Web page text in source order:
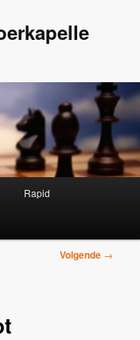
Rapid
Volgende →